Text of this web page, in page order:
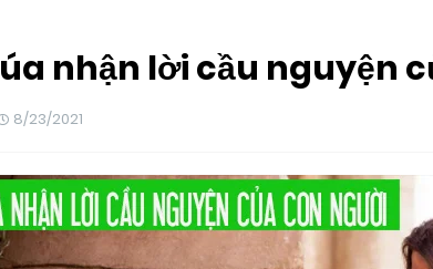
nhận lời cầu nguyện
8/23/2021